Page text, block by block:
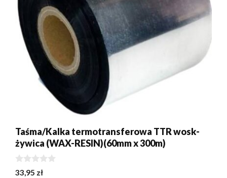
Taśma/Kalka termotransferowa TTR wosk-
żywica (WAX-RESIN)(60mm x 300m)
0
33,95 zł